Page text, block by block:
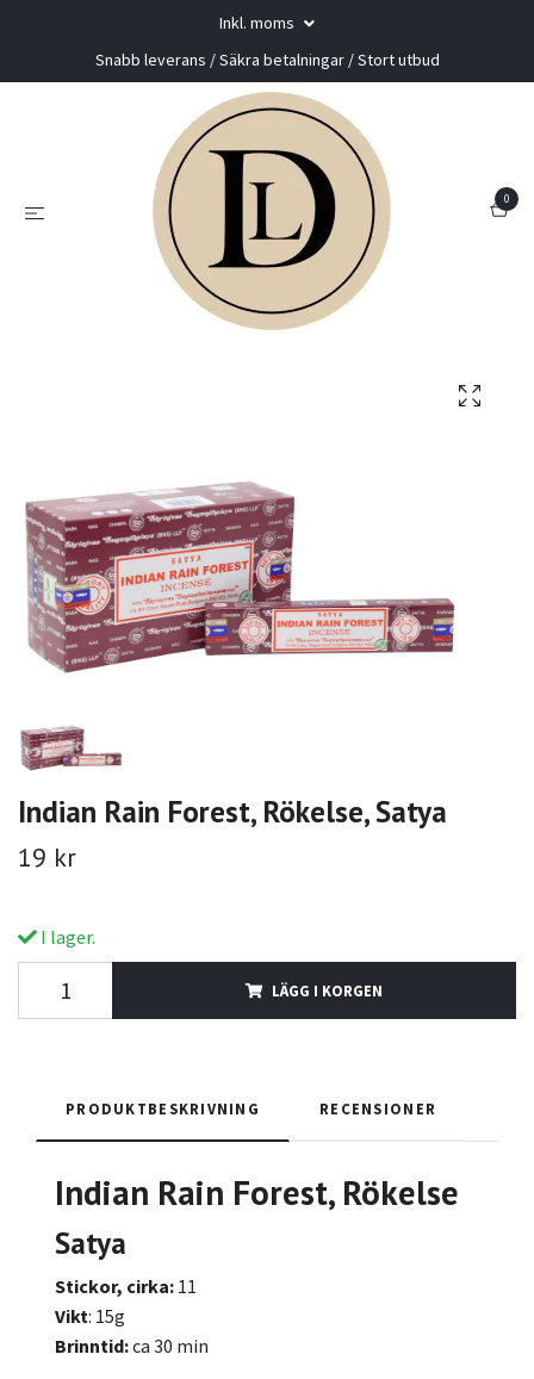
Inkl. moms
Snabb leverans / Säkra betalningar / Stort utbud
0
Indian Rain Forest, Rökelse, Satya
19 kr
I lager.
LÄGG I KORGEN
PRODUKTBESKRIVNING RECENSIONER
Indian Rain Forest, Rökelse
Satya
Stickor, cirka: 11
Vikt: 15g
Brinntid:ca 30 min